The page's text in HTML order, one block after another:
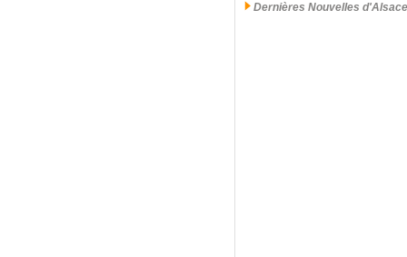
Dernières Nouvelles d'Alsace